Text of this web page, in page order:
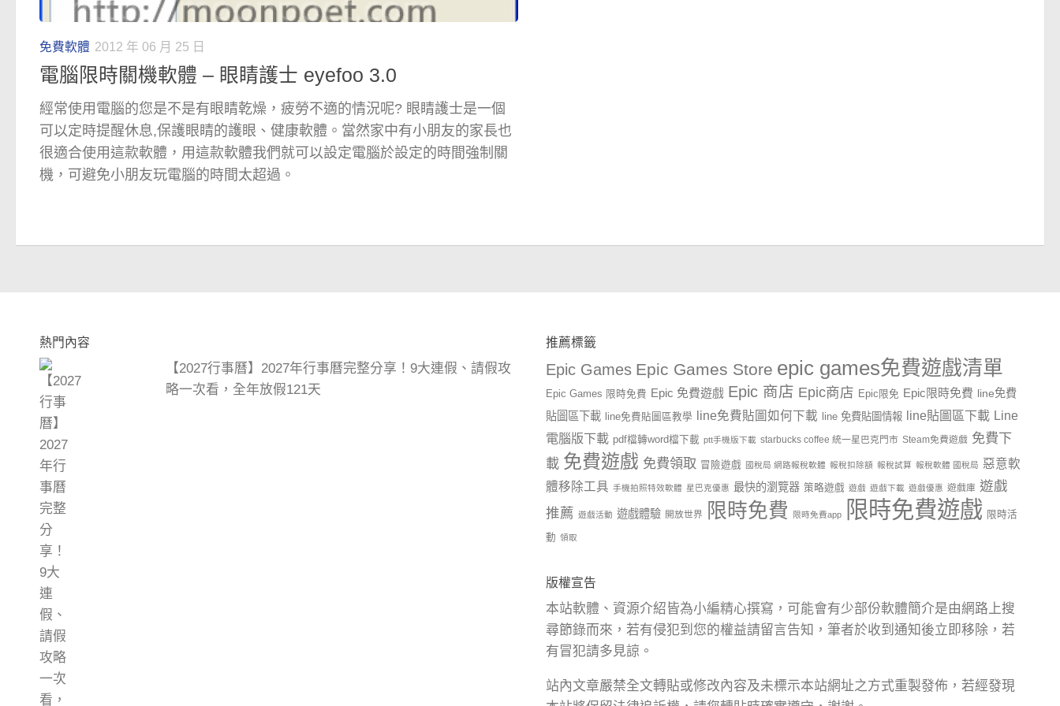
免費軟體 2012 年 06 月 25 日
電腦限時關機軟體 – 眼睛護士 eyefoo 3.0
經常使用電腦的您是不是有眼睛乾燥，疲勞不適的情況呢? 眼睛護士是一個
可以定時提醒休息,保護眼睛的護眼、健康軟體。當然家中有小朋友的家長也
很適合使用這款軟體，用這款軟體我們就可以設定電腦於設定的時間強制關
機，可避免小朋友玩電腦的時間太超過。
熱門內容
【2027行事曆】2027年行事曆完整分享！9大連假、請假攻
略一次看，全年放假121天
推薦標籤
Epic Games Epic Games Store epic games免費遊戲清單
Epic Games 限時免費 Epic 免費遊戲 Epic 商店 Epic商店 Epic限免 Epic限時免費 line免費
貼圖區下載
line免費貼圖區教學 line免費貼圖如何下載 line 免費貼圖情報 line貼圖區下載 Line
電腦版下載 pdf檔轉word檔下載 ptt手機版下載 starbucks coffee 統一星巴克門市 Steam免費遊戲 免費下
載 免費遊戲 免費領取 冒險遊戲 國稅局 網路報稅軟體 報稅扣除額 報稅試算 報稅軟體 國稅局 惡意軟
體移除工具 手機拍照特效軟體 星巴克優惠 最快的瀏覽器 策略遊戲 遊戲 遊戲下載 遊戲優惠 遊戲庫 遊戲
推薦 遊戲活動 遊戲體驗 開放世界 限時免費 限時免費app 限時免費遊戲 限時活
動 領取
版權宣告
本站軟體、資源介紹皆為小編精心撰寫，可能會有少部份軟體簡介是由網路上搜
尋節錄而來，若有侵犯到您的權益請留言告知，筆者於收到通知後立即移除，若
有冒犯請多見諒。
站內文章嚴禁全文轉貼或修改內容及未標示本站網址之方式重製發佈，若經發現